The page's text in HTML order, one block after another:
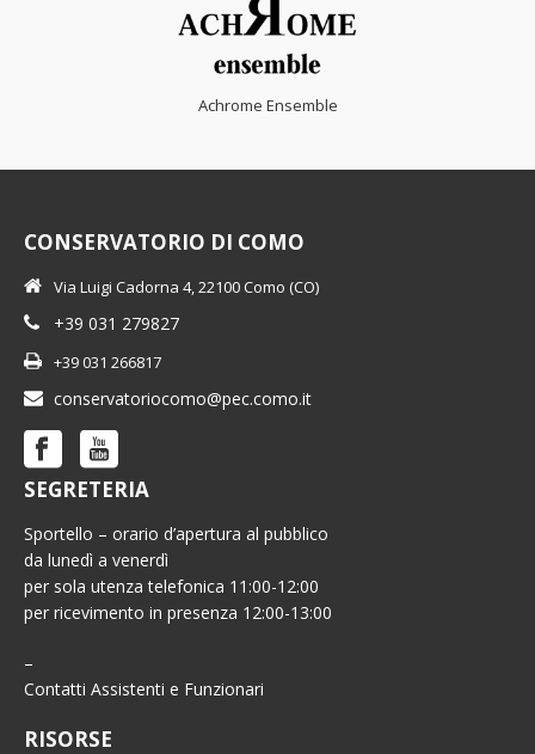
Achrome Ensemble
CONSERVATORIO DI COMO
Via Luigi Cadorna 4, 22100 Como (CO)
+39 031 279827
+39 031 266817
conservatoriocomo@pec.como.it
SEGRETERIA
Sportello – orario d’apertura al pubblico
da lunedì a venerdì
per sola utenza telefonica 11:00-12:00
per ricevimento in presenza 12:00-13:00
–
Contatti Assistenti e Funzionari
RISORSE